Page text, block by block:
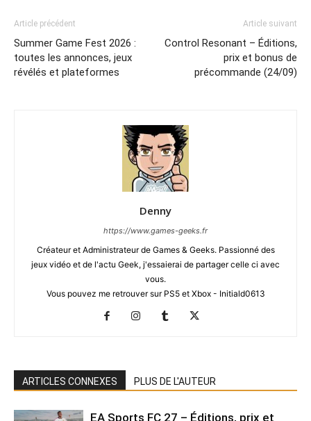
Article précédent
Summer Game Fest 2026 :
toutes les annonces, jeux
révélés et plateformes
Article suivant
Control Resonant – Éditions,
prix et bonus de
précommande (24/09)
Denny
https://www.games-geeks.fr
Créateur et Administrateur de Games & Geeks. Passionné des
jeux vidéo et de l'actu Geek, j'essaierai de partager celle ci avec
vous.
Vous pouvez me retrouver sur PS5 et Xbox - Initiald0613
ARTICLES CONNEXES PLUS DE L'AUTEUR
EA Sports FC 27 – Éditions, prix et